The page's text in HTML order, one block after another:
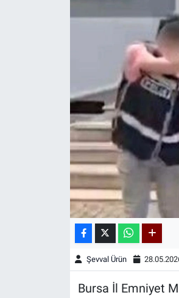
Şevval Ürün
Bursa İl Emniyet
Kültür & Sanat
Teknoloji
Astroloji-Rüya
Haber Arşivi